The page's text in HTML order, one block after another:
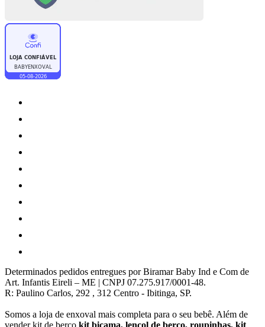
Determinados pedidos entregues por Biramar Baby Ind e Com de
Art. Infantis Eireli – ME | CNPJ 07.275.917/0001-48.
R: Paulino Carlos, 292 , 312 Centro - Ibitinga, SP.
Somos a loja de enxoval mais completa para o seu bebê. Além de
vender kit de berço, kit bicama, lençol de berço, roupinhas, kit